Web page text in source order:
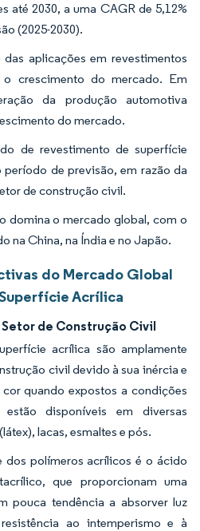
até 2030, a uma CAGR de 5,12%
(2025-2030).
aplicações em revestimentos
o crescimento do mercado. Em
da produção automotiva
do mercado.
de revestimento de superfície
de previsão, em razão da
de construção civil.
domina o mercado global, com o
na China, na Índia e no Japão.
do Mercado Global
Acrílica
de Construção Civil
acrílica são amplamente
civil devido à sua inércia e
quando expostos a condições
disponíveis em diversas
lacas, esmaltes e pós.
dos polímeros acrílicos é o ácido
que proporcionam uma
pouca tendência a absorver luz
ao intemperismo e à